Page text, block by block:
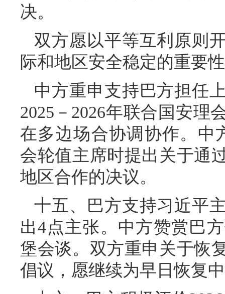
决。
双方愿以平等互利原则
际和地区安全稳定的重要
中方重申支持巴方担任
2025－2026年联合国安理
在多边场合协调协作。中
会轮值主席时提出关于通
地区合作的决议。
十五、巴方支持习近平
出4点主张。中方赞赏巴
堡会谈。双方重申关于恢
倡议，愿继续为早日恢复